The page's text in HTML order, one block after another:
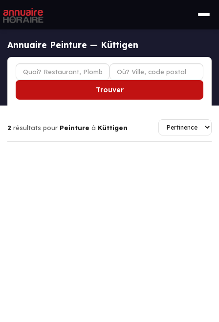
Annuaire Peinture — Küttigen
Trouver
2 résultats pour Peinture à Küttigen